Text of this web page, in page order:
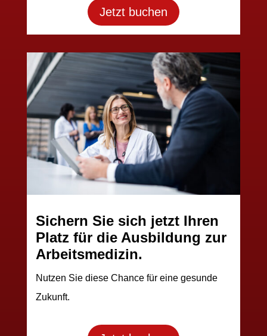
Jetzt buchen
Sichern Sie sich jetzt Ihren
Platz für die Ausbildung zur
Arbeitsmedizin.
Nutzen Sie diese Chance für eine gesunde
Zukunft.